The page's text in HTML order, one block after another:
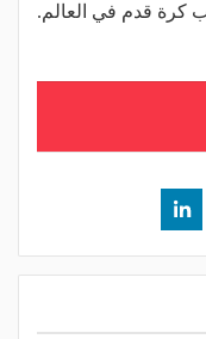
كرة قدم في العالم.